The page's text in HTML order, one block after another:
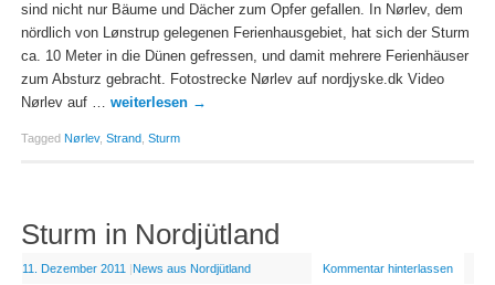
sind nicht nur Bäume und Dächer zum Opfer gefallen. In Nørlev, dem
nördlich von Lønstrup gelegenen Ferienhausgebiet, hat sich der Sturm
ca. 10 Meter in die Dünen gefressen, und damit mehrere Ferienhäuser
zum Absturz gebracht. Fotostrecke Nørlev auf nordjyske.dk Video
Nørlev auf … weiterlesen →
Tagged Nørlev, Strand Sturm
Sturm in Nordjütland
11. Dezember 2011 News aus Nordjütland Kommentar hinterlassen